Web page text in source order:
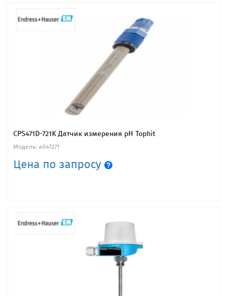
CPS471D-721K Датчик измерения pH Tophit
Модель: a047271
Цена по запросу